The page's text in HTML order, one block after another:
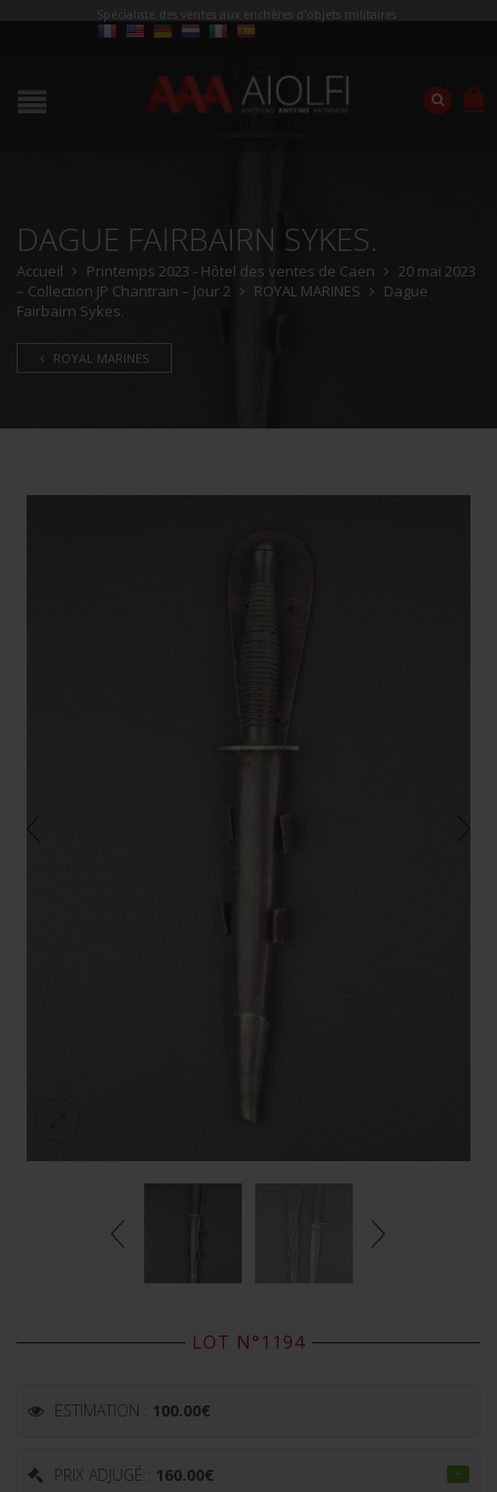
Spécialiste des ventes aux enchères d'objets militaires
DAGUE FAIRBAIRN SYKES.
Accueil Printemps 2023 - Hôtel des ventes de Caen
20 mai 2023
– Collection JP Chantrain – Jour 2
ROYAL MARINES
Dague
Fairbairn Sykes.
ROYAL MARINES
LOT N°1194
ESTIMATION : 100.00€
PRIX ADJUGÉ : 160.00€